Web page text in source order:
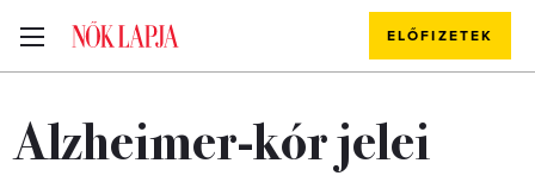
ELŐFIZETEK
Alzheimer-kór jelei